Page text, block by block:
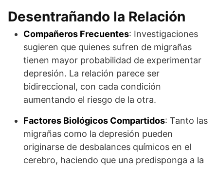
Desentrañando la Relación
Compañeros Frecuentes: Investigaciones
sugieren que quienes sufren de migrañas
tienen mayor probabilidad de experimentar
depresión. La relación parece ser
bidireccional, con cada condición
aumentando el riesgo de la otra.
Factores Biológicos Compartidos: Tanto las
migrañas como la depresión pueden
originarse de desbalances químicos en el
cerebro, haciendo que una predisponga a la